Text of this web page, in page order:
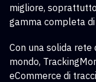
migliore,
gamma completa
Con una solida
mondo,
eCommerce di